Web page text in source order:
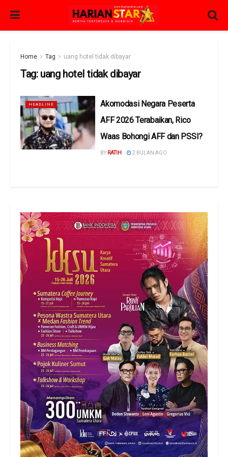
Home Tag uang hotel tidak dibayar
Tag: uang hotel tidak dibayar
HEADLINE
Akomodasi Negara Peserta
AFF 2026 Terabaikan, Rico
Waas Bohongi AFF dan PSSI?
BY RATIH 2 BULAN AGO